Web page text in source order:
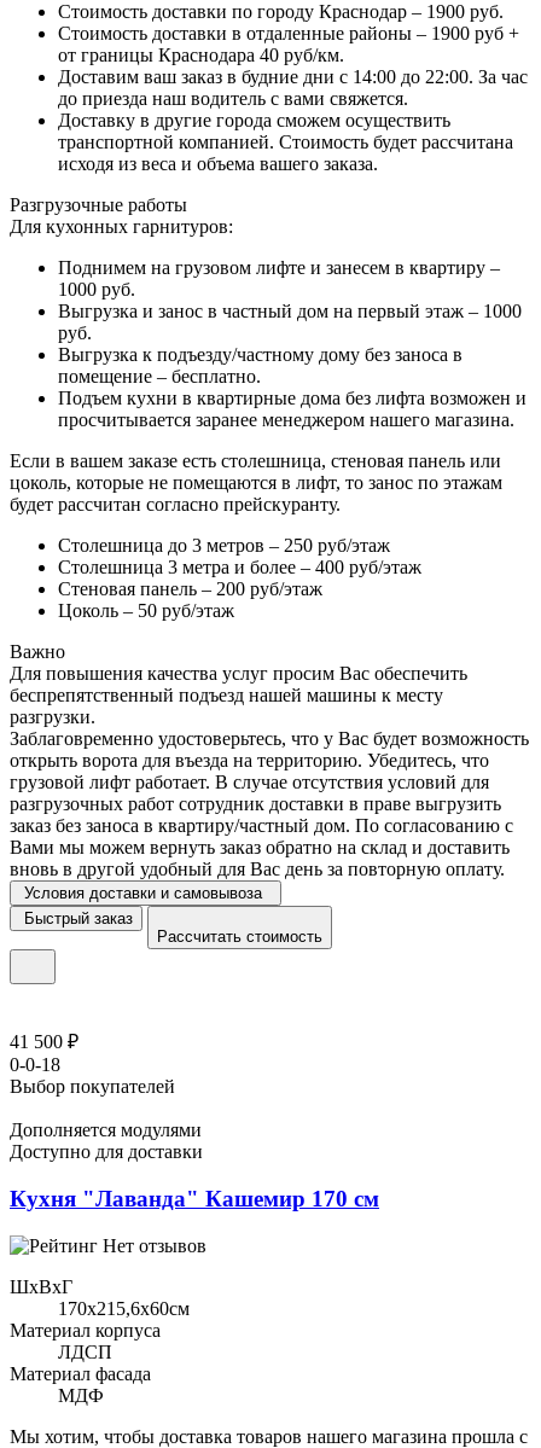
Стоимость доставки по городу Краснодар – 1900 руб.
Стоимость доставки в отдаленные районы – 1900 руб +
от границы Краснодара 40 руб/км.
Доставим ваш заказ в будние дни с 14:00 до 22:00. За час
до приезда наш водитель с вами свяжется.
Доставку в другие города сможем осуществить
транспортной компанией. Стоимость будет рассчитана
исходя из веса и объема вашего заказа.
Разгрузочные работы
Для кухонных гарнитуров:
Поднимем на грузовом лифте и занесем в квартиру –
1000 руб.
Выгрузка и занос в частный дом на первый этаж – 1000
руб.
Выгрузка к подъезду/частному дому без заноса в
помещение – бесплатно.
Подъем кухни в квартирные дома без лифта возможен и
просчитывается заранее менеджером нашего магазина.
Если в вашем заказе есть столешница, стеновая панель или
цоколь, которые не помещаются в лифт, то занос по этажам
будет рассчитан согласно прейскуранту.
Столешница до 3 метров – 250 руб/этаж
Столешница 3 метра и более – 400 руб/этаж
Стеновая панель – 200 руб/этаж
Цоколь – 50 руб/этаж
Важно
Для повышения качества услуг просим Вас обеспечить
беспрепятственный подъезд нашей машины к месту
разгрузки.
Заблаговременно удостоверьтесь, что у Вас будет возможность
открыть ворота для въезда на территорию. Убедитесь, что
грузовой лифт работает. В случае отсутствия условий для
разгрузочных работ сотрудник доставки в праве выгрузить
заказ без заноса в квартиру/частный дом. По согласованию с
Вами мы можем вернуть заказ обратно на склад и доставить
вновь в другой удобный для Вас день за повторную оплату.
Условия доставки и самовывоза
Быстрый заказ
Рассчитать стоимость
41 500 ₽
0-0-18
Выбор покупателей
Дополняется модулями
Доступно для доставки
Кухня "Лаванда" Кашемир 170 см
Нет отзывов
ШхВхГ
170x215,6х60см
Материал корпуса
ЛДСП
Материал фасада
МДФ
Мы хотим, чтобы доставка товаров нашего магазина прошла с